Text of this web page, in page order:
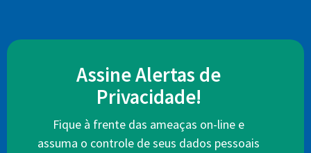
Assine Alertas de
Privacidade!
Fique à frente das ameaças on-line e
assuma o controle de seus dados pessoais